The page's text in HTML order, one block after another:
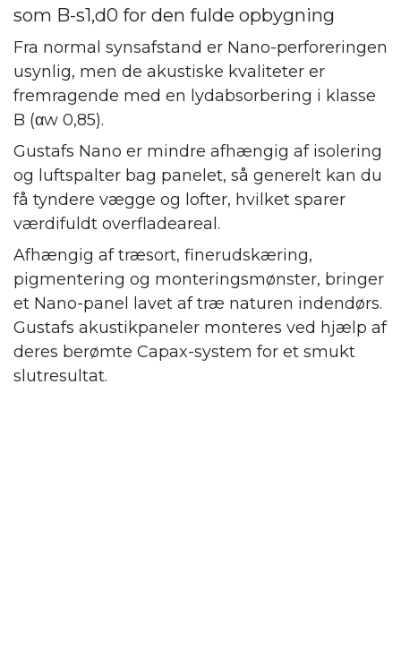
som B-s1,d0 for den fulde opbygning
Fra normal synsafstand er Nano-perforeringen
usynlig, men de akustiske kvaliteter er
fremragende med en lydabsorbering i klasse
B (αw 0,85).
Gustafs Nano er mindre afhængig af isolering
og luftspalter bag panelet, så generelt kan du
få tyndere vægge og lofter, hvilket sparer
værdifuldt overfladeareal.
Afhængig af træsort, finerudskæring,
pigmentering og monteringsmønster, bringer
et Nano-panel lavet af træ naturen indendørs.
Gustafs akustikpaneler monteres ved hjælp af
deres berømte Capax-system for et smukt
slutresultat.